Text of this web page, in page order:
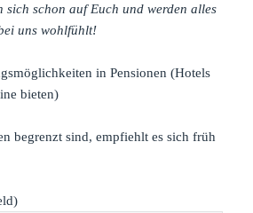
sich schon auf Euch und werden alles
uns wohlfühlt!
in Pensionen (Hotels
bieten)
begrenzt sind, empfiehlt es sich früh